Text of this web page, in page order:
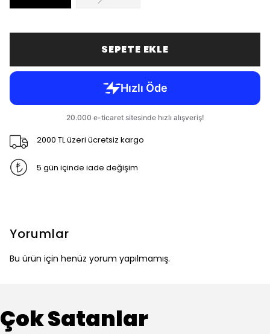
SEPETE EKLE
2000 TL üzeri ücretsiz kargo
5 gün içinde iade değişim
Yorumlar
Bu ürün için henüz yorum yapılmamış.
Çok Satanlar